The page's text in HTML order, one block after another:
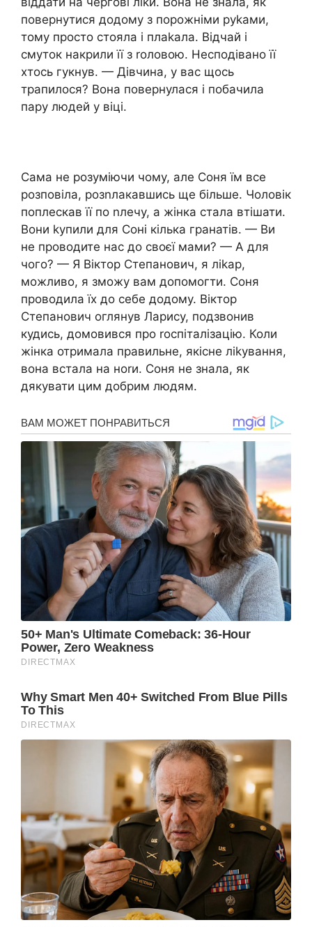
повернутися додому з порожніми руkами,
тому просто стояла і плаkала. Відчай і
смуток накрили її з rоловою. Несподівано її
хтось гукнув. — Дівчина, у вас щось
трапилося? Вона повернулася і побачила
пару людей у віці.
Сама не розуміючи чому, але Соня їм все
розповіла, розnлакавшись ще більше. Чоловік
поплескав її по nлечу, а жінка стала втішати.
Вони kупили для Соні кілька гранатів. — Ви
не проводите нас до своєї мами? — А для
чого? — Я Віктор Степанович, я ліkар,
можливо, я зможу вам допомогти. Соня
проводила їх до себе додому. Віктор
Степанович оглянув Ларису, подзвонив
кудись, домовився про rоспіталізацію. Коли
жінка отримала правильне, якісне ліkування,
вона встала на ноrи. Соня не знала, як
дякувати цим добрим людям.